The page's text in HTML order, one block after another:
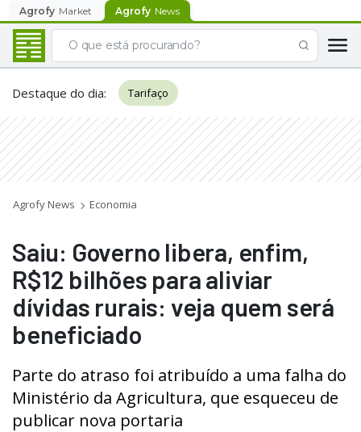
Agrofy Market Agrofy News
Destaque do dia: Tarifaço
Agrofy News Economia
Saiu: Governo libera, enfim,
R$12 bilhões para aliviar
dívidas rurais: veja quem será
beneficiado
Parte do atraso foi atribuído a uma falha do
Ministério da Agricultura, que esqueceu de
publicar nova portaria